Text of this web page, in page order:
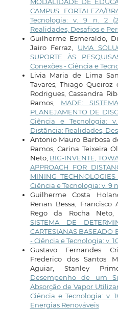
MODALIDADE DE
CAMPUS FORTALEZA/
Tecnologia: v. 9 n. 2
Realidades, Desafios e
Guilherme Esmeraldo,
Jairo Ferraz, UMA
SUPORTE ÀS
Conexões - Ciência e
Livia Maria de Lima
Tavares, Thiago
Rodrigues, Cassandra
Ramos, MADE:
PLANEJAMENTO DE
Ciência e Tecnologia:
Distância: Realidades,
Antonio Mauro Barbosa
Ramos, Carina Teixeira
Neto, BIG-INVENTE,
APPROACH FOR
MINING
Ciência e Tecnologia: v. 9
Guilherme Costa
Renan Bessa,
Rego da Rocha Neto,
SISTEMA DE
CARTESIANAS BASEADO
- Ciência e Tecnologia: v.
Gustavo Fernandes
Frederico dos Santos
Aguiar, Stanley
Desempenho de um
Absorção de Vapor
Ciência e Tecnologia: v.
Energias Renováveis